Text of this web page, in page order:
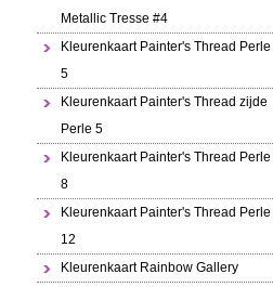
Metallic Tresse #4
Kleurenkaart Painter's Thread Perle
5
Kleurenkaart Painter's Thread zijde
Perle 5
Kleurenkaart Painter's Thread Perle
8
Kleurenkaart Painter's Thread Perle
12
Kleurenkaart Rainbow Gallery